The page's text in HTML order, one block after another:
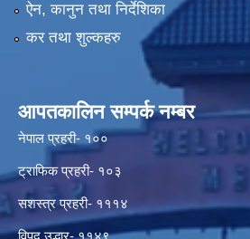
ऐन, कानुन तथा निर्देशिका
कर तथा शुल्कहरु
आपतकालिन सम्पर्क नम्बर
नेपाल प्रहरी- १००
ट्राफिक प्रहरी- १०३
सशस्त्र प्रहरी- १११४